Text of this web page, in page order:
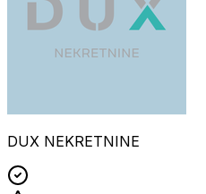
DUX NEKRETNINE